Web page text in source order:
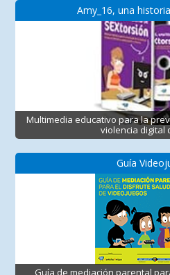
Amy_16, una
Multimedia educativo para la
violencia digital
Guía
Guía de mediación parental